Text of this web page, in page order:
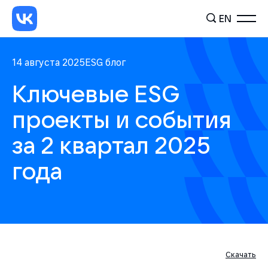
EN
14 августа 2025 ESG блог
Ключевые ESG
проекты и события
за 2 квартал 2025
года
Скачать